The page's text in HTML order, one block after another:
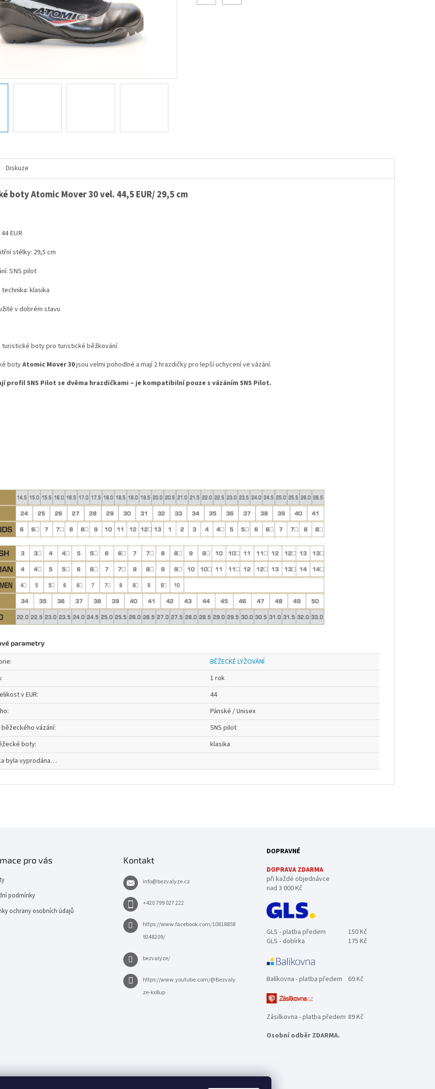
Diskuze
boty Atomic Mover 30 vel. 44,5 EUR/ 29,5 cm
EUR
stélky: 29,5 cm
SNS pilot
klasika
v dobrém stavu
turistické boty pro turistické běžkování.
botyAtomic Mover 30jsou velmi pohodlné a mají 2 hrazdičky pro lepší uchycení ve vázání.
profil SNS Pilot se dvěma hrazdičkami – je kompatibilní pouze s vázáním SNS Pilot.
parametry
:
BĚŽECKÉ LYŽOVÁNÍ
:
1 rok
v EUR:
44
:
Pánské / Unisex
běžeckého vázání:
SNS pilot
boty:
klasika
byla vyprodána…
pro vás
podmínky
ochrany osobních údajů
Kontakt
info@bezvalyze.cz
+420 799 027 222
https://www.facebook.com/10818858
9248209/
bezvalyze/
https://www.youtube.com/@Bezvaly
ze-kx8up
DOPRAVNÉ
DOPRAVA ZDARMA
při každé objednávce
nad 3 000 Kč
GLS - platba předem
150 Kč
GLS - dobírka
175 Kč
Balíkovna - platba předem 69 Kč
Zásilkovna - platba předem 89 Kč
Osobní odběr ZDARMA.